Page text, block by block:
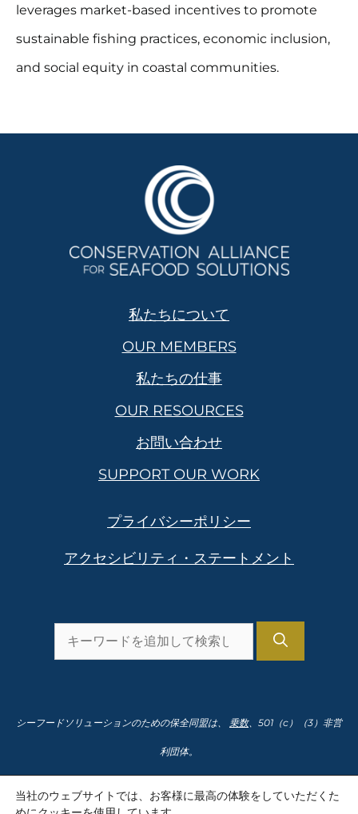
leverages market-based incentives to promote
sustainable fishing practices, economic inclusion,
and social equity in coastal communities.
私たちについて
OUR MEMBERS
私たちの仕事
OUR RESOURCES
お問い合わせ
SUPPORT OUR WORK
プライバシーポリシー
アクセシビリティ・ステートメント
検
し
す。
シーフードソリューションのための保全同盟は、 乗数、501（c）（3）非営
利団体。
納税者番号91-2166435
当社のウェブサイトでは、お客様に最高の体験をしていただくた